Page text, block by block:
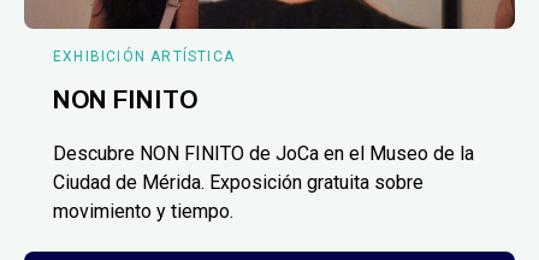
EXHIBICIÓN ARTÍSTICA
NON FINITO
Descubre NON FINITO de JoCa en el Museo de la
Ciudad de Mérida. Exposición gratuita sobre
movimiento y tiempo.